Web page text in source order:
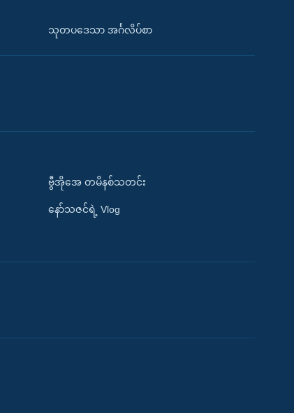
သုတပဒေသာ အင်္ဂလိပ်စာ
ဗွီအိုအေ တမိနစ်သတင်း
နော်သဇင်ရဲ့ Vlog